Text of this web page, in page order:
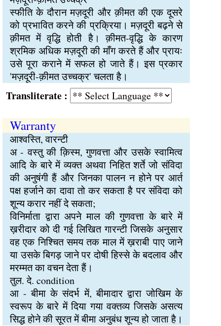
स्फीति के दौरान मज़दूरी और क़ीमत की एक दूसरे
को प्रभावित करने की प्रक्रिया। मज़दूरी बढ़ने से
क़ीमत में वृद्धि होती है। क़ीमत-वृद्धि के कारण
श्रमिक अधिक मज़दूरी की माँग करते हैं और प्रायः
उसे पूरा कराने में सफल हो जाते हैं। इस प्रकार
'मज़दूरी-क़ीमत उच्चक्र' चलता है।
:
Warranty
आश्वस्ति, वारन्टी
अ - वस्तु की क़िस्म, गुणवत्ता और उसके स्वामित्व
आदि के बारे में व्यक्त अथवा निहित शर्ते जो संविदा
की अनुषंगी हैं और जिनका पालन न होने पर आर्त
पक्ष हर्जाने का दावा तो कर सकता है पर संविदा को
शून्य करार नहीं दे सकता;
विनिर्माता द्वारा अपने माल की गुणवत्ता के बारे में
ख़रीदार को दी गई लिखित गारन्टी जिसके अनुसार
वह एक निश्चित समय तक माल में ख़राबी पाए जाने
या उसके बिगड़ जाने पर दोषी हिस्से के बदलाव और
मरम्मत का वचन देता हैं।
तुल. दे. condition
आ - बीमा के संदर्भ में, बीमादार द्वारा जोखिम के
स्वरूप के बारे में दिया गया वक्तव्य जिसके असत्य
सिद्ध होने की सूरत में बीमा अनुबंध शून्य हो जाता है।